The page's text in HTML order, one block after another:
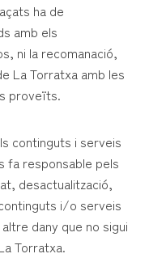
ha de
amb els
ni la recomanació,
La Torratxa amb les
proveïts.
continguts i serveis
fa responsable pels
desactualització,
i/o serveis
dany que no sigui
Torratxa.